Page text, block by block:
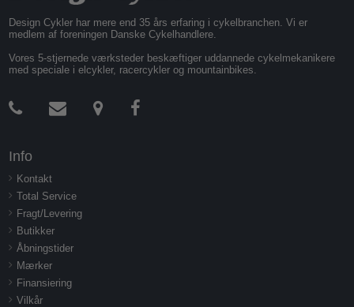
Design Cykler har mere end 35 års erfaring i cykelbranchen. Vi er
medlem af foreningen Danske Cykelhandlere.
Vores 5-stjernede værksteder beskæftiger uddannede cykelmekanikere
med speciale i elcykler, racercykler og mountainbikes.
Info
Kontakt
Total Service
Fragt/Levering
Butikker
Åbningstider
Mærker
Finansiering
Vilkår